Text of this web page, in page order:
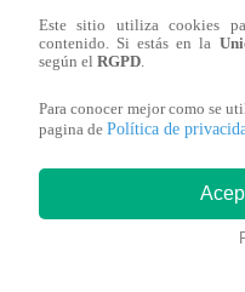
Muere exparticipante
Este sitio utiliza cookies
contenido. Si estás en la
según el RGPD.
Para conocer mejor como se
pagina de Política de